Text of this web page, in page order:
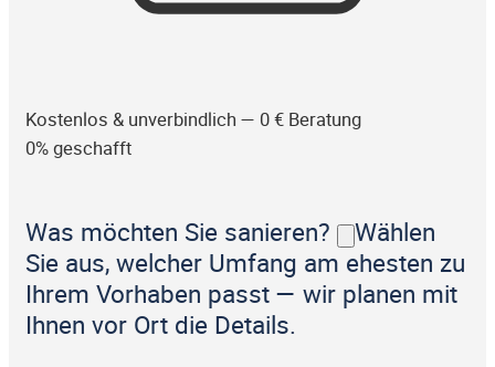
Kostenlos & unverbindlich — 0 € Beratung
0% geschafft
Was möchten Sie sanieren?
Wählen
Sie aus, welcher Umfang am ehesten zu
Ihrem Vorhaben passt — wir planen mit
Ihnen vor Ort die Details.